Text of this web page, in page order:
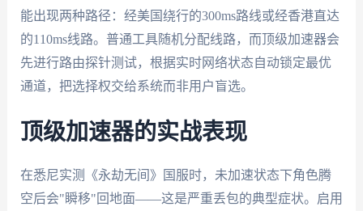
能出现两种路径：经美国绕行的300ms路线或经香港直达
的110ms线路。普通工具随机分配线路，而顶级加速器会
先进行路由探针测试，根据实时网络状态自动锁定最优
通道，把选择权交给系统而非用户盲选。
顶级加速器的实战表现
在悉尼实测《永劫无间》国服时，未加速状态下角色腾
空后会"瞬移"回地面——这是严重丢包的典型症状。启用